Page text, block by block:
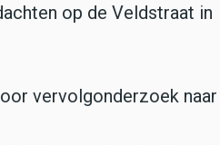
op de Veldstraat in
vervolgonderzoek naar